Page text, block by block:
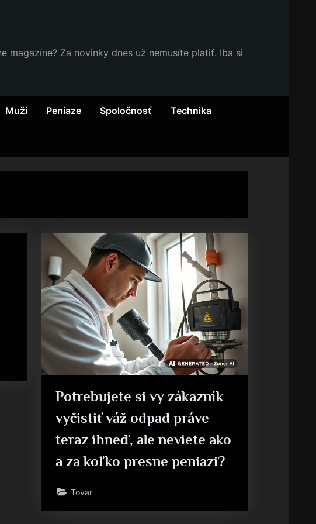
Za novinky dnes už nemusíte platiť. Iba si
Muži Peniaze Spoločnosť Technika
Potrebujete si vy zákazník
vyčistiť váž odpad práve
teraz ihneď, ale neviete ako
a za koľko presne peniazi?
Tovar